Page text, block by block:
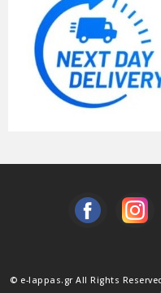
© e-lappas.gr All Rights